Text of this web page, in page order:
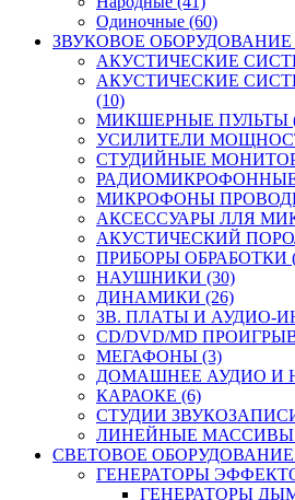
Одиночные (60)
ЗВУКОВОЕ ОБОРУДОВАНИЕ
АКУСТИЧЕСКИЕ
АКУСТИЧЕСКИЕ
(10)
МИКШЕРНЫЕ ПУЛЬТЫ
УСИЛИТЕЛИ
СТУДИЙНЫЕ
РАДИОМИКРОФОННЫЕ
МИКРОФОНЫ
АКСЕССУАРЫ ЛЛЯ
АКУСТИЧЕСКИЙ
ПРИБОРЫ ОБРАБОТКИ
НАУШНИКИ (30)
ДИНАМИКИ (26)
ЗВ. ПЛАТЫ И АУДИО-
CD/DVD/MD
МЕГАФОНЫ (3)
ДОМАШНЕЕ АУДИО И
КАРАОКЕ (6)
СТУДИИ
ЛИНЕЙНЫЕ МАССИВЫ
СВЕТОВОЕ ОБОРУДОВАНИЕ
ГЕНЕРАТОРЫ
ГЕНЕРАТОРЫ